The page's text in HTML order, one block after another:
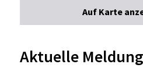
Auf Karte
Aktuelle Meldung